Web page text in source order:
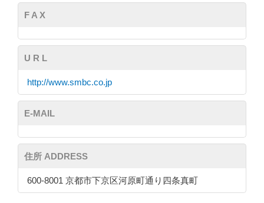
F A X
U R L
http://www.smbc.co.jp
E-MAIL
住所 ADDRESS
600-8001 京都市下京区河原町通り四条真町